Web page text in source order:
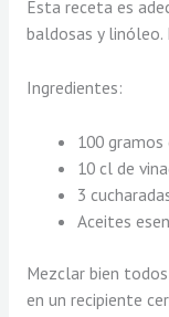
Esta receta es
baldosas y linóleo.
Ingredientes:
100
10 cl de
3
Aceites
Mezclar bien
en un recipiente